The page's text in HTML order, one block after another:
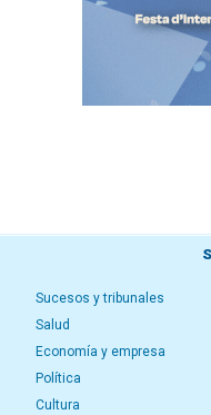
Sucesos y tribunales
Salud
Economía y empresa
Política
Cultura